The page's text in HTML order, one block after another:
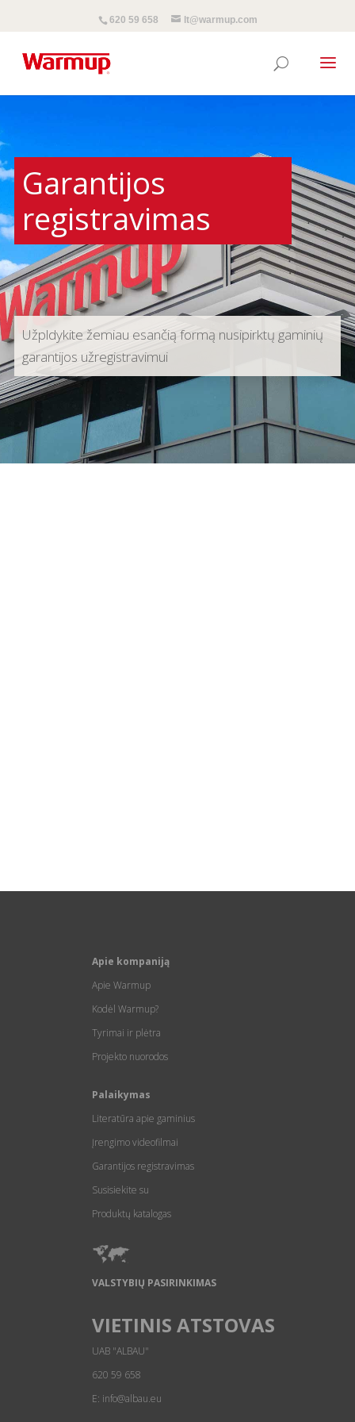
620 59 658 lt@warmup.com
Garantijos
registravimas
Užpldykite žemiau esančią formą nusipirktų gaminių
garantijos užregistravimui
Apie kompaniją
Apie Warmup
Kodėl Warmup?
Tyrimai ir plėtra
Projekto nuorodos
Palaikymas
Literatūra apie gaminius
Įrengimo videofilmai
Garantijos registravimas
Susisiekite su
Produktų katalogas
VALSTYBIŲ PASIRINKIMAS
VIETINIS ATSTOVAS
UAB "ALBAU"
620 59 658
E: info@albau.eu